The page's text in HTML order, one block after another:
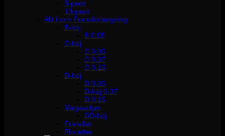
5-pack
10-pack
Allt inom Fransförlängning
B-böj
B 0.05
C-böj
C 0,05
C 0,07
C 0,15
D-böj
D 0,05
D-böj 0,07
D 0,15
Megavolym
DD-böj
Franslim
Pincetter